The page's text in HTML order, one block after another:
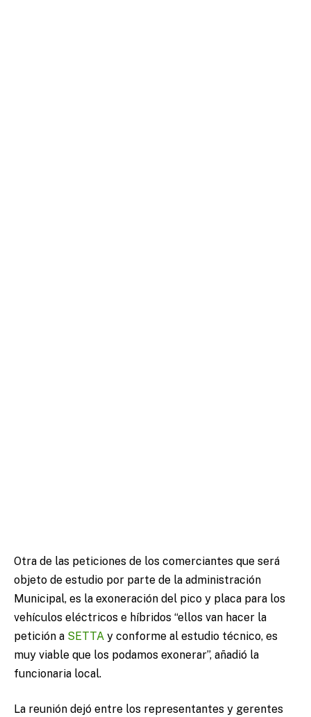
Otra de las peticiones de los comerciantes que será
objeto de estudio por parte de la administración
Municipal, es la exoneración del pico y placa para los
vehículos eléctricos e híbridos “ellos van hacer la
petición a SETTA y conforme al estudio técnico, es
muy viable que los podamos exonerar”, añadió la
funcionaria local.
La reunión dejó entre los representantes y gerentes